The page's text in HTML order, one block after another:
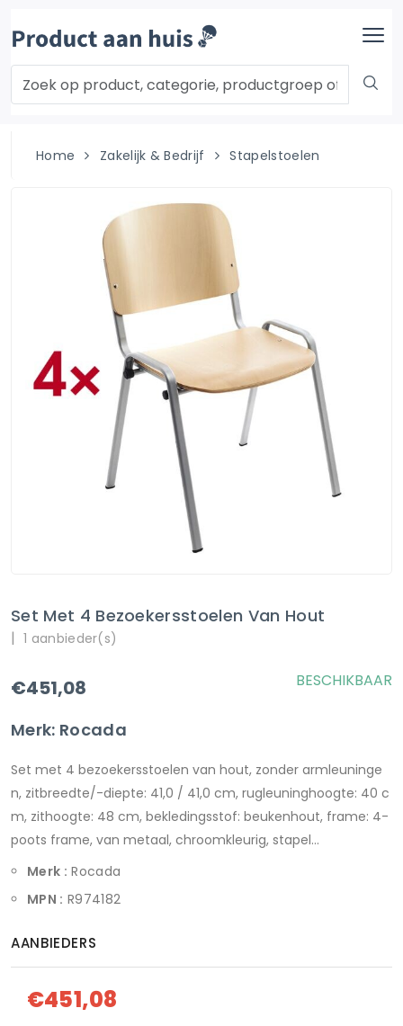
Home Zakelijk & Bedrijf Stapelstoelen
Set Met 4 Bezoekersstoelen Van Hout
| 1 aanbieder(s)
€451,08
Merk: Rocada
BESCHIKBAAR
Set met 4 bezoekersstoelen van hout, zonder armleuninge
n, zitbreedte/-diepte: 41,0 / 41,0 cm, rugleuninghoogte: 40 c
m, zithoogte: 48 cm, bekledingsstof: beukenhout, frame: 4-
poots frame, van metaal, chroomkleurig, stapel...
Merk : Rocada
MPN : R974182
AANBIEDERS
€451,08